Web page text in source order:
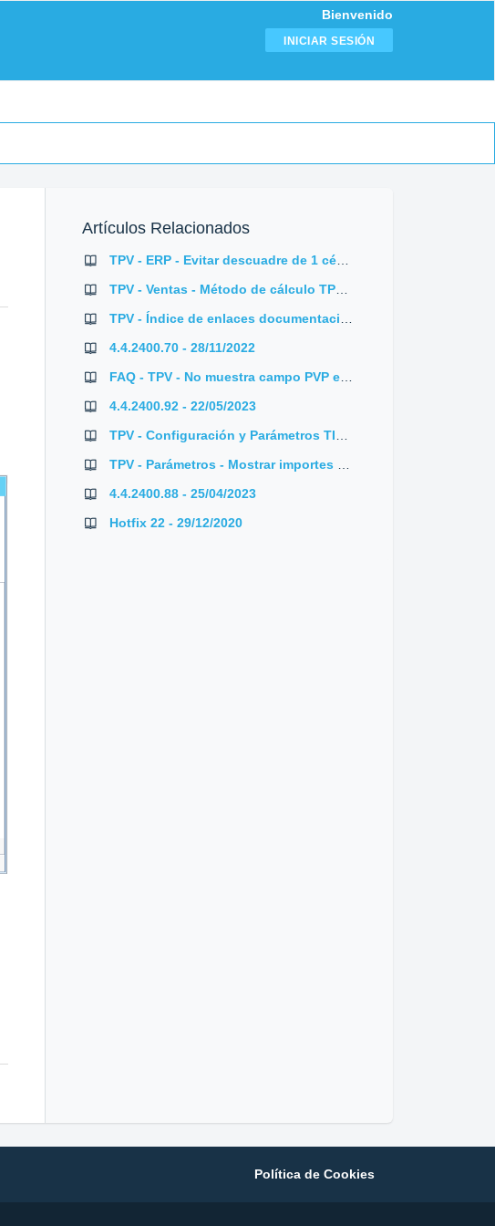
Bienvenido
INICIAR SESIÓN
Artículos Relacionados
4.4.2400.70 - 28/11/2022
4.4.2400.92 - 22/05/2023
4.4.2400.88 - 25/04/2023
Hotfix 22 - 29/12/2020
Política de Cookies